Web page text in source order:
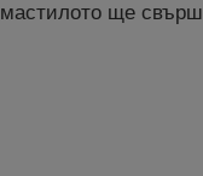
мастилото ще